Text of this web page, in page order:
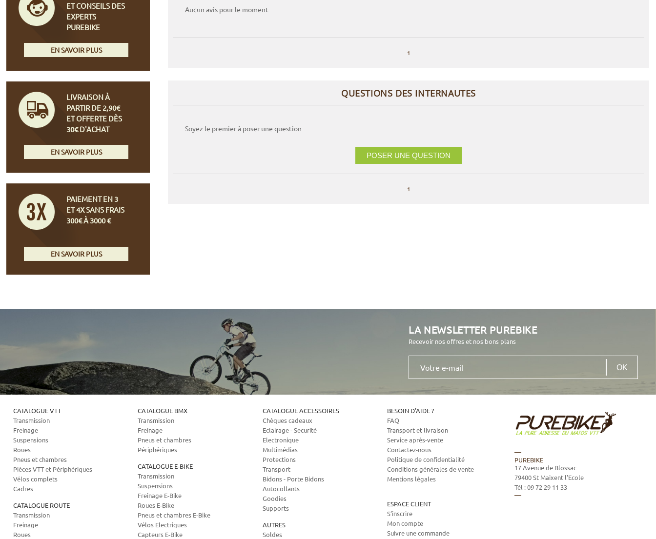
Aucun avis pour le moment
1
QUESTIONS DES INTERNAUTES
Soyez le premier à poser une question
POSER UNE QUESTION
1
ET CONSEILS DES
EXPERTS
PUREBIKE
EN SAVOIR PLUS
LIVRAISON À
PARTIR DE 2,90€
ET OFFERTE DÈS
30€ D'ACHAT
EN SAVOIR PLUS
PAIEMENT EN 3
ET 4X SANS FRAIS
300€ À 3000 €
EN SAVOIR PLUS
LA NEWSLETTER PUREBIKE
Recevoir nos offres et nos bons plans
Votre
mail
CATALOGUE VTT
Transmission
Freinage
Suspensions
Roues
Pneus et chambres
Pièces VTT et Périphériques
Vélos complets
Cadres
CATALOGUE ROUTE
Transmission
Freinage
Roues
CATALOGUE BMX
Transmission
Freinage
Pneus et chambres
Périphériques
CATALOGUE E-BIKE
Transmission
Suspensions
Freinage E-Bike
Roues E-Bike
Pneus et chambres E-Bike
Vélos Electriques
Capteurs E-Bike
CATALOGUE ACCESSOIRES
Chèques cadeaux
Eclairage - Securité
Electronique
Multimédias
Protections
Transport
Bidons - Porte Bidons
Autocollants
Goodies
Supports
AUTRES
Soldes
BESOIN D'AIDE ?
FAQ
Transport et livraison
Service après-vente
Contactez-nous
Politique de confidentialité
Conditions générales de vente
Mentions légales
ESPACE CLIENT
S’inscrire
Mon compte
Suivre une commande
PUREBIKE
17 Avenue de Blossac
79400St Maixent l'Ecole
Tél :09 72 29 11 33